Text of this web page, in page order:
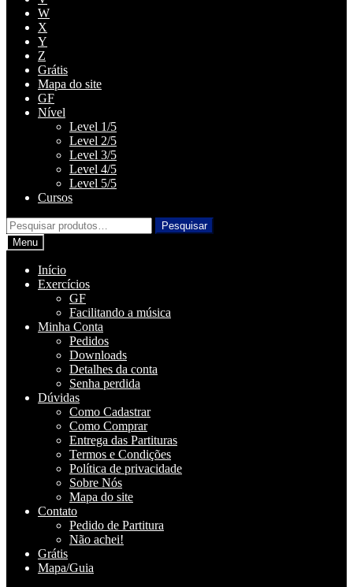
W
X
Y
Z
Grátis
Mapa do site
GF
Nível
Level 1/5
Level 2/5
Level 3/5
Level 4/5
Level 5/5
Cursos
Pesquisar
por:
Pesquisar
Menu
Início
Exercícios
GF
Facilitando a música
Minha Conta
Pedidos
Downloads
Detalhes da conta
Senha perdida
Dúvidas
Como Cadastrar
Como Comprar
Entrega das Partituras
Termos e Condições
Política de privacidade
Sobre Nós
Mapa do site
Contato
Pedido de Partitura
Não achei!
Grátis
Mapa/Guia